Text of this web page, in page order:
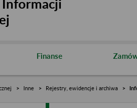
Finanse
Inne Rejestry, ewidencje i archiwa